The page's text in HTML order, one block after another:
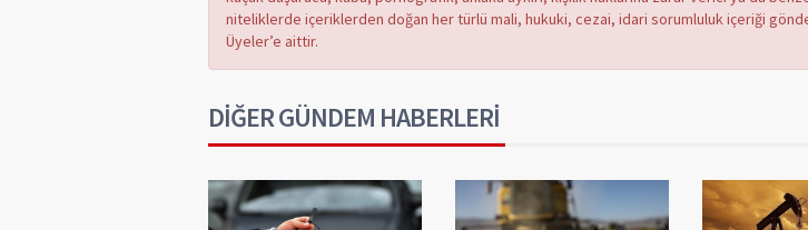
niteliklerde içeriklerden doğan her türlü mali, hukuki, cezai, idari sorumluluk içeriği
Üyeler’e aittir.
DİĞER GÜNDEM HABERLERİ